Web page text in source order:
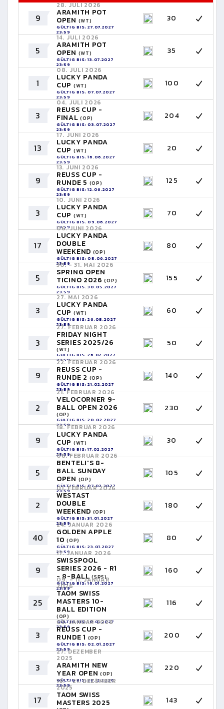
9
28. JULI 2026
ARAMITH POT
OPEN (WT)
GÜLTIG BIS: 27.07.2027
23:59
30
5
14. JULI 2026
ARAMITH POT
OPEN (WT)
GÜLTIG BIS: 13.07.2027
23:59
35
1
08. JULI 2026
LUCKY PANDA
CUP (WT)
GÜLTIG BIS: 07.07.2027
23:59
100
3
04. JULI 2026
REUSS CUP -
FINAL(OP)
GÜLTIG BIS: 03.07.2027
23:59
204
13
17. JUNI 2026
LUCKY PANDA
CUP (WT)
GÜLTIG BIS: 16.06.2027
23:59
20
9
13. JUNI 2026
REUSS CUP -
RUNDE 5 (OP)
GÜLTIG BIS: 12.06.2027
23:59
125
3
10. JUNI 2026
LUCKY PANDA
CUP (WT)
GÜLTIG BIS: 09.06.2027
23:59
70
17
06. JUNI 2026
LUCKY PANDA
DOUBLE
WEEKEND (OP)
GÜLTIG BIS: 05.06.2027
23:59
80
5
30. - 31. MAI 2026
SPRING OPEN
TICINO 2026(OP)
GÜLTIG BIS: 30.05.2027
23:59
155
3
27. MAI 2026
LUCKY PANDA
CUP (WT)
GÜLTIG BIS: 26.05.2027
23:59
60
3
27. FEBRUAR 2026
FRIDAY NIGHT
SERIES 2025/26
(WT)
GÜLTIG BIS: 26.02.2027
23:59
50
9
22. FEBRUAR 2026
REUSS CUP -
RUNDE 2 (OP)
GÜLTIG BIS: 21.02.2027
23:59
140
2
21. FEBRUAR 2026
VELOCORNER 9-
BALL OPEN 2026
(OP)
GÜLTIG BIS: 20.02.2027
23:59
230
9
18. FEBRUAR 2026
LUCKY PANDA
CUP (WT)
GÜLTIG BIS: 17.02.2027
23:59
30
5
08. FEBRUAR 2026
BENTELI'S 8-
BALL SUNDAY
OPEN (OP)
GÜLTIG BIS: 07.02.2027
23:59
105
2
01. FEBRUAR 2026
WESTAST
DOUBLE
WEEKEND (OP)
GÜLTIG BIS: 31.01.2027
23:59
180
40
24. JANUAR 2026
GOLDEN APPLE
10(OP)
GÜLTIG BIS: 23.01.2027
23:59
80
9
17. JANUAR 2026
SWISSPOOL
SERIES 2026 - R1
- 8-BALL(SPS)
GÜLTIG BIS: 16.01.2027
23:59
160
25
09. - 11. JANUAR
2026
TAOM SWISS
MASTERS 10-
BALL EDITION
(OP)
GÜLTIG BIS: 10.01.2027
23:59
116
3
03. JANUAR 2026
REUSS CUP -
RUNDE 1 (OP)
GÜLTIG BIS: 02.01.2027
23:59
200
3
27. DEZEMBER
2025
ARAMITH NEW
YEAR OPEN (OP)
GÜLTIG BIS: 26.12.2026
23:59
220
17
19. - 21. DEZEMBER
2025
TAOM SWISS
MASTERS 2025 143